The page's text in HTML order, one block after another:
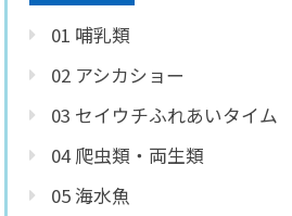
01 哺乳類
02 アシカショー
03 セイウチふれあいタイム
04 爬虫類・両生類
05 海水魚